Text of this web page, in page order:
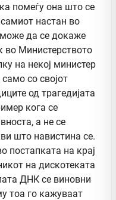
помеѓу она што се
настан во
да се докаже
во Министерството
на некој министер
со својот
од трагедијата
кога се
а не се
што навистина се.
постапката на крај
на дискотеката
ДНК се виновни
тоа го кажуваат